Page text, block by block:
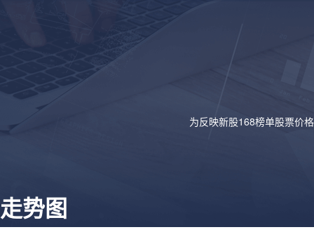
为反映新股168榜单股票价
走势图